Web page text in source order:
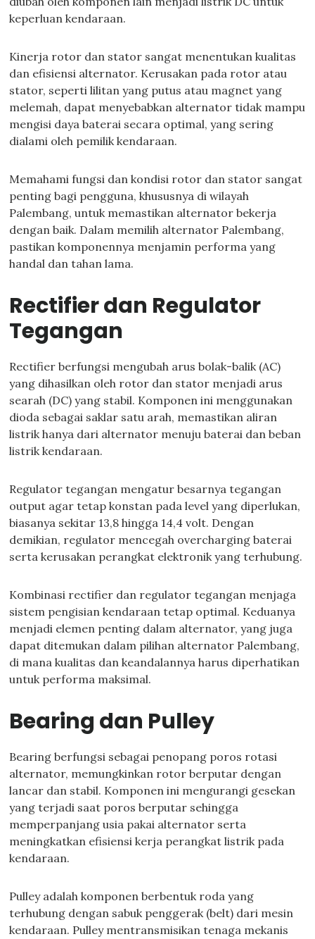
keperluan kendaraan.
Kinerja rotor dan stator sangat menentukan kualitas
dan efisiensi alternator. Kerusakan pada rotor atau
stator, seperti lilitan yang putus atau magnet yang
melemah, dapat menyebabkan alternator tidak mampu
mengisi daya baterai secara optimal, yang sering
dialami oleh pemilik kendaraan.
Memahami fungsi dan kondisi rotor dan stator sangat
penting bagi pengguna, khususnya di wilayah
Palembang, untuk memastikan alternator bekerja
dengan baik. Dalam memilih alternator Palembang,
pastikan komponennya menjamin performa yang
handal dan tahan lama.
Rectifier dan Regulator
Tegangan
Rectifier berfungsi mengubah arus bolak-balik (AC)
yang dihasilkan oleh rotor dan stator menjadi arus
searah (DC) yang stabil. Komponen ini menggunakan
dioda sebagai saklar satu arah, memastikan aliran
listrik hanya dari alternator menuju baterai dan beban
listrik kendaraan.
Regulator tegangan mengatur besarnya tegangan
output agar tetap konstan pada level yang diperlukan,
biasanya sekitar 13,8 hingga 14,4 volt. Dengan
demikian, regulator mencegah overcharging baterai
serta kerusakan perangkat elektronik yang terhubung.
Kombinasi rectifier dan regulator tegangan menjaga
sistem pengisian kendaraan tetap optimal. Keduanya
menjadi elemen penting dalam alternator, yang juga
dapat ditemukan dalam pilihan alternator Palembang,
di mana kualitas dan keandalannya harus diperhatikan
untuk performa maksimal.
Bearing dan Pulley
Bearing berfungsi sebagai penopang poros rotasi
alternator, memungkinkan rotor berputar dengan
lancar dan stabil. Komponen ini mengurangi gesekan
yang terjadi saat poros berputar sehingga
memperpanjang usia pakai alternator serta
meningkatkan efisiensi kerja perangkat listrik pada
kendaraan.
Pulley adalah komponen berbentuk roda yang
terhubung dengan sabuk penggerak (belt) dari mesin
kendaraan. Pulley mentransmisikan tenaga mekanis